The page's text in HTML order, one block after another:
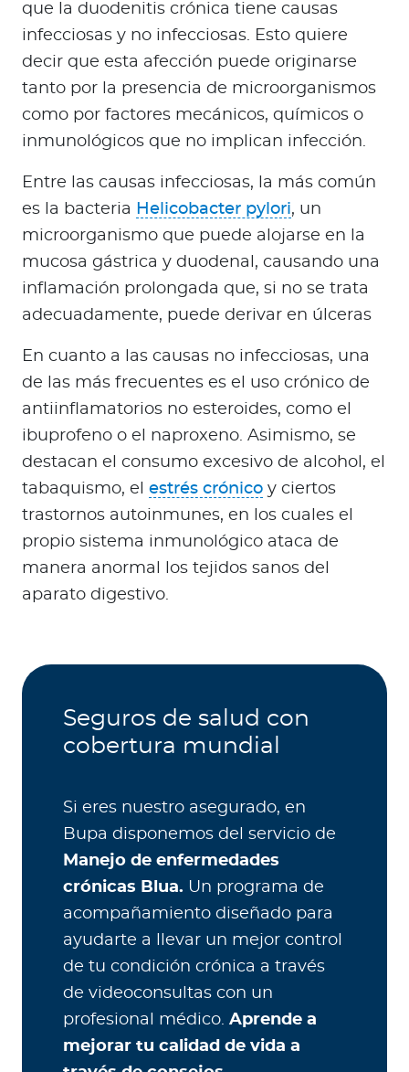
que la duodenitis crónica tiene causas
infecciosas y no infecciosas. Esto quiere
decir que esta afección puede originarse
tanto por la presencia de microorganismos
como por factores mecánicos, químicos o
inmunológicos que no implican infección.
Entre las causas infecciosas, la más común
es la bacteria Helicobacter pylori, un
microorganismo que puede alojarse en la
mucosa gástrica y duodenal, causando una
inflamación prolongada que, si no se trata
adecuadamente, puede derivar en úlceras
En cuanto a las causas no infecciosas, una
de las más frecuentes es el uso crónico de
antiinflamatorios no esteroides, como el
ibuprofeno o el naproxeno. Asimismo, se
destacan el consumo excesivo de alcohol, el
tabaquismo, el estrés crónico y ciertos
trastornos autoinmunes, en los cuales el
propio sistema inmunológico ataca de
manera anormal los tejidos sanos del
aparato digestivo.
Seguros de salud con
cobertura mundial
Si eres nuestro asegurado, en
Bupa disponemos del servicio de
Manejo de enfermedades
crónicas Blua. Un programa de
acompañamiento diseñado para
ayudarte a llevar un mejor control
de tu condición crónica a través
de videoconsultas con un
profesional médico. Aprende a
mejorar tu calidad de vida a